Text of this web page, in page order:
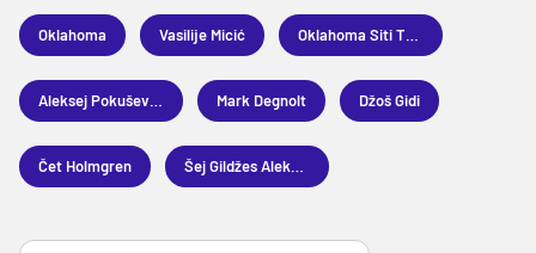
Oklahoma Vasilije Micić
Mark Degnolt Džoš Gidi
Čet Holmgren